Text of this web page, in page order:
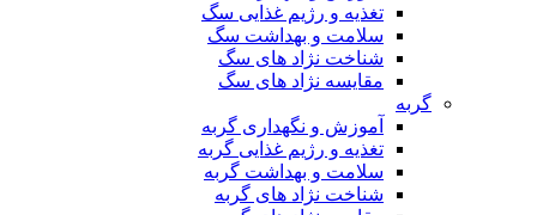
تغذیه و رژیم غذایی سگ
سلامت و بهداشت سگ
شناخت نژاد های سگ
مقایسه نژاد های سگ
گربه
آموزش و نگهداری گربه
تغذیه و رژیم غذایی گربه
سلامت و بهداشت گربه
شناخت نژاد های گربه